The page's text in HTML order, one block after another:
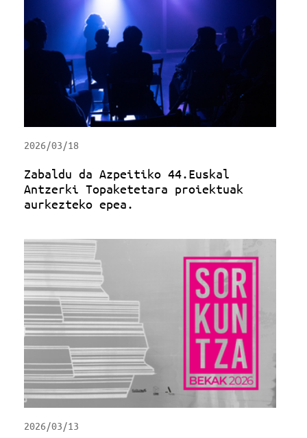
2026/03/18
Zabaldu da Azpeitiko 44.Euskal
Antzerki Topaketetara proiektuak
aurkezteko epea.
2026/03/13